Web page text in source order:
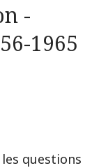
-
1965
questions